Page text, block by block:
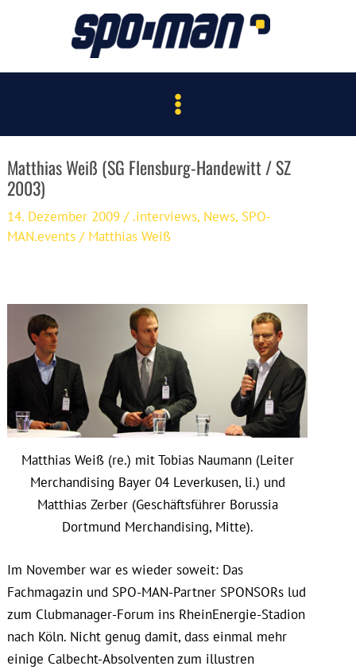
Main
Menu
Matthias Weiß (SG Flensburg-Handewitt / SZ
2003)
14. Dezember 2009/ .interviews, News, SPO-
MAN.events / Matthias Weiß
Matthias Weiß (re.) mit Tobias Naumann (Leiter
Merchandising Bayer 04 Leverkusen, li.) und
Matthias Zerber (Geschäftsführer Borussia
Dortmund Merchandising, Mitte).
Im November war es wieder soweit: Das
Fachmagazin und SPO-MAN-Partner SPONSORs lud
zum Clubmanager-Forum ins RheinEnergie-Stadion
nach Köln. Nicht genug damit, dass einmal mehr
einige Calbecht-Absolventen zum illustren